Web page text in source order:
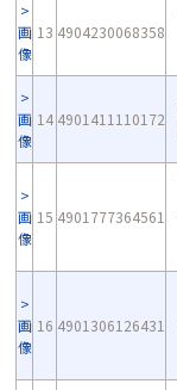
画
像
13 4904230068358
画
像
14 4901411110172
画
像
15 4901777364561
画
像
16 4901306126431